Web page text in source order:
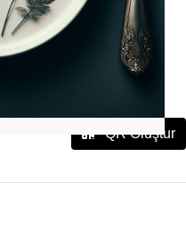
QR Oluştur